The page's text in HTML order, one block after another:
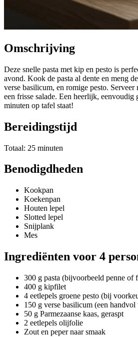
Omschrijving
Deze snelle pasta met kip en pesto is
avond. Kook de pasta al dente en meng
verse basilicum, en romige pesto. Serveer
een frisse salade. Een heerlijk, eenvoudig
minuten op tafel staat!
Bereidingstijd
Totaal: 25 minuten
Benodigdheden
Kookpan
Koekenpan
Houten lepel
Slotted lepel
Snijplank
Mes
Ingrediënten voor 4
300 g pasta (bijvoorbeeld penne of
400 g kipfilet
4 eetlepels groene pesto (bij
150 g verse basilicum (een
50 g Parmezaanse kaas, geraspt
2 eetlepels olijfolie
Zout en peper naar smaak